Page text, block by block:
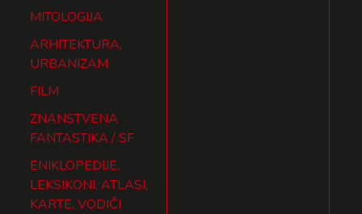
MITOLOGIJA
ARHITEKTURA,
URBANIZAM
FILM
ZNANSTVENA
FANTASTIKA / SF
ENIKLOPEDIJE,
LEKSIKONI, ATLASI,
KARTE, VODIČI